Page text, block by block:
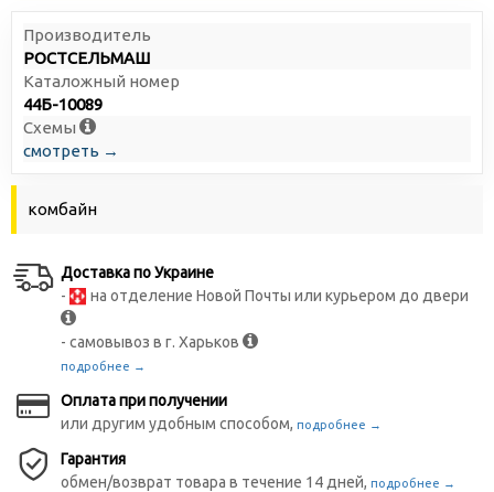
Производитель
РОСТСЕЛЬМАШ
Каталожный номер
44Б-10089
Схемы
смотреть →
комбайн
Доставка по Украине
-
на отделение Новой Почты или курьером до двери
- самовывоз в г. Харьков
подробнее →
Оплата при получении
или другим удобным способом, подробнее →
Гарантия
обмен/возврат товара в течение 14 дней, подробнее →